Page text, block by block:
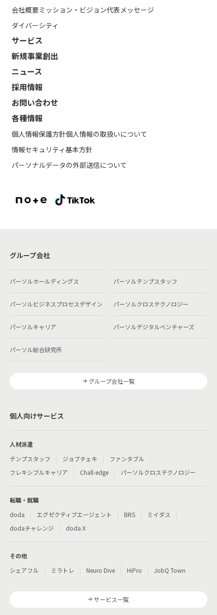
会社概要ミッション・ビジョン代表メッセージ
ダイバーシティ
サービス
新規事業創出
ニュース
採用情報
お問い合わせ
各種情報
個人情報保護方針個人情報の取扱いについて
情報セキュリティ基本方針
パーソナルデータの外部送信について
グループ会社
パーソルホールディングス パーソルテンプスタッフ
パーソルビジネスプロセスデザイン パーソルクロステクノロジー
パーソルキャリア パーソルデジタルベンチャーズ
パーソル総合研究所
グループ会社一覧
個人向けサービス
人材派遣
テンプスタッフ
ジョブチェキ
ファンタブル
フレキシブルキャリア
Chall-edge パーソルクロステクノロジー
転職・就職
doda
エグゼクティブエージェント BRS
ミイダス
dodaチャレンジ
doda X
その他
シェアフル
ミラトレ Neuro Dive HiPro JobQ Town
サービス一覧